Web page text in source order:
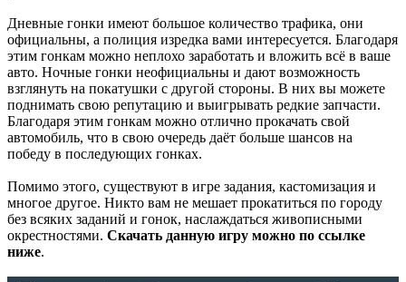
Most Wanted, которая 2005 года.
Mifman:Добро пожаловать на игровой сайт mifman.ru
Делитесь играми с друзьями и добавляйте сайт в избранное.
В этом чате Вы можете общаться. Пишите свои отзывы и
комментарии к играм.
Дневные гонки имеют большое количество трафика, они
официальны, а полиция изредка вами интересуется. Благодаря
этим гонкам можно неплохо заработать и вложить всё в ваше
авто. Ночные гонки неофициальны и дают возможность
взглянуть на покатушки с другой стороны. В них вы можете
поднимать свою репутацию и выигрывать редкие запчасти.
Благодаря этим гонкам можно отлично прокачать свой
автомобиль, что в свою очередь даёт больше шансов на
победу в последующих гонках.
Помимо этого, существуют в игре задания, кастомизация и
многое другое. Никто вам не мешает прокатиться по городу
без всяких заданий и гонок, наслаждаться живописными
окрестностями. Скачать данную игру можно по ссылке
ниже.